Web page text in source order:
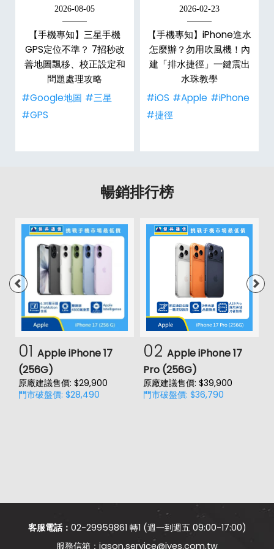
2026-08-05
【手機專知】三星手機
GPS定位不準？ 7招秒改
善地圖飄移、校正設定和
問題處理攻略
#Google地圖 #三星
#GPS
2026-02-23
【手機專知】iPhone進水
怎麼辦？勿用吹風機！內
建「排水捷徑」一鍵震出
水珠教學
#iOS #Apple #iPhone
#捷徑
暢銷排行榜
01 Apple iPhone 17
(256G)
原廠建議售價: $29,900
門市破盤價: $28,490
02 Apple iPhone 17
Pro (256G)
原廠建議售價: $39,900
門市破盤價: $36,790
客服電話： 02-29959861 轉1 (週一到週五 09:00-17:00)
jason.service@jyes.com.tw